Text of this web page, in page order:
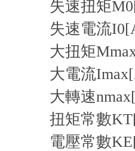
失速扭矩
失速電流
大扭矩
大電流
大轉速
扭矩常數
電壓常數